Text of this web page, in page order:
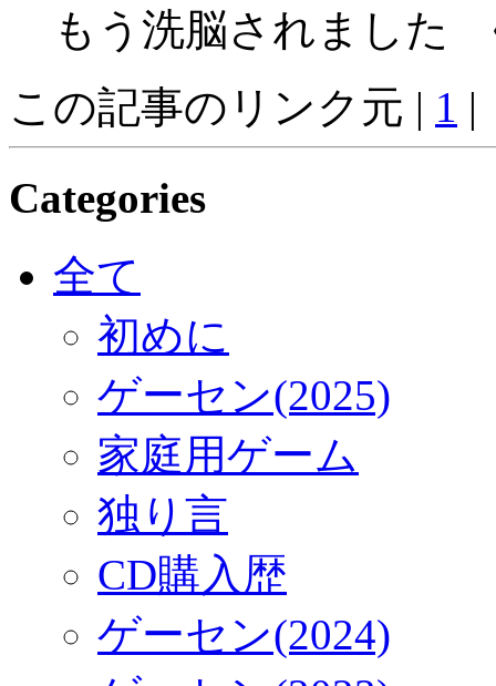
もう洗脳されました
この記事のリンク元 | 1 |
Categories
全て
初めに
ゲーセン(2025)
家庭用ゲーム
独り言
CD購入歴
ゲーセン(2024)